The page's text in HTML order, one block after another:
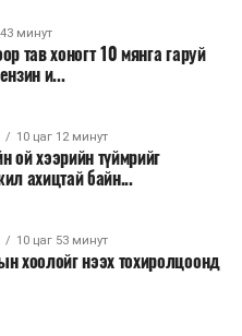
бүс нутгийн аюулгүй
бөгөөд
хүртэл тодорхойгүй
юм.
минут
тав хоногт 10 мянга гаруй
и...
10 цаг 12 минут
ой хээрийн түймрийг
ахицтай байн...
10 цаг 53 минут
хоолойг нээх тохиролцоонд